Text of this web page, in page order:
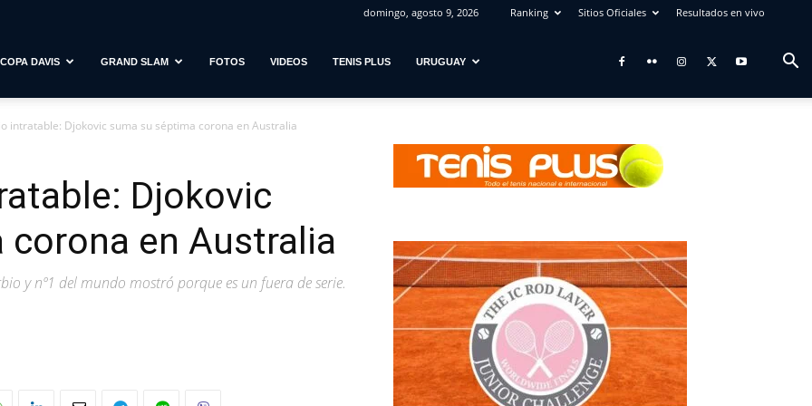
domingo, agosto 9, 2026 Ranking Sitios Oficiales Resultados en vivo
COPA DAVIS GRAND SLAM FOTOS VIDEOS TENIS PLUS URUGUAY
intratable: Djokovic suma su séptima corona en Australia
Djokovic
en Australia
y nº1 del mundo mostró porque es un fuera de serie.